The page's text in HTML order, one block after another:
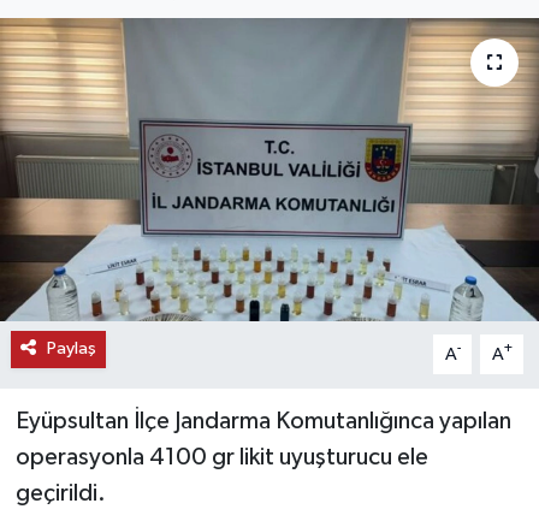
Paylaş A- A+
Eyüpsultan İlçe Jandarma Komutanlığınca yapılan
operasyonla 4100 gr likit uyuşturucu ele
geçirildi.
KEMERBURGAZ
KÜLTÜR - SANAT
MAGAZİN
ÖZEL HABER
SAĞLIK
SPOR
TEKNOLOJİ
TİCARET